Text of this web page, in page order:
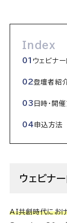
Index
ウェビナ
登壇者紹
日時・開
申込方法
ウェビナ
AI共創時代にお